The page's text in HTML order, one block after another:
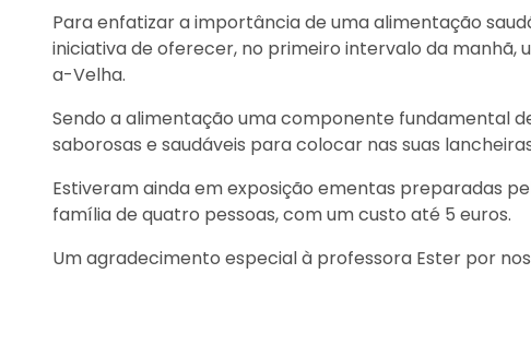
Para enfatizar a importância de uma alimentação
iniciativa de oferecer, no primeiro intervalo da manhã,
a-Velha.
Sendo a alimentação uma componente fundamental
saborosas e saudáveis para colocar nas suas
Estiveram ainda em exposição ementas preparadas
família de quatro pessoas, com um custo até 5 euros.
Um agradecimento especial à professora Ester por